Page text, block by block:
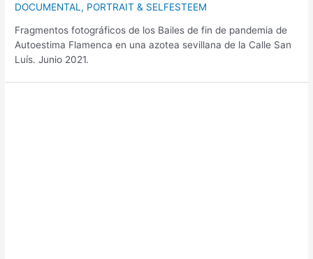
DOCUMENTAL , PORTRAIT & SELFESTEEM
Fragmentos fotográficos de los Bailes de fin de pandemia de
Autoestima Flamenca en una azotea sevillana de la Calle San
Luís. Junio 2021.